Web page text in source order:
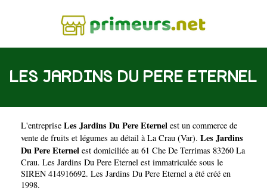
LES JARDINS DU PERE ETERNEL
L'entreprise Les Jardins Du Pere Eternel est un commerce de
vente de fruits et légumes au détail à La Crau (Var). Les Jardins
Du Pere Eternel est domiciliée au 61 Che De Terrimas 83260 La
Crau. Les Jardins Du Pere Eternel est immatriculée sous le
SIREN 414916692. Les Jardins Du Pere Eternel a été créé en
1998.